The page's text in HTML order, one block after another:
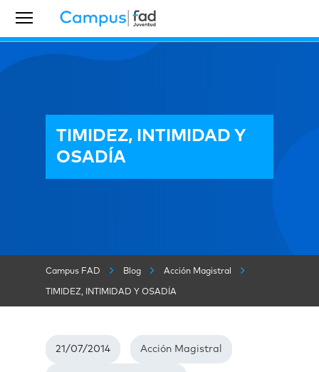
TIMIDEZ, INTIMIDAD Y
OSADÍA
Campus FAD Blog Acción Magistral
TIMIDEZ, INTIMIDAD Y OSADÍA
21/07/2014 Acción Magistral